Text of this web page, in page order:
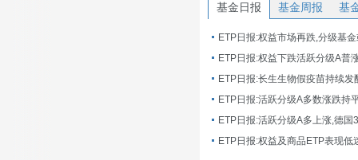
基金日报 基金周报 基
ETP日报:权益市场再跌,分级基
ETP日报:长生生物假疫苗持续发
ETP日报:活跃分级A多数涨跌持
ETP日报:活跃分级A多上涨,德国